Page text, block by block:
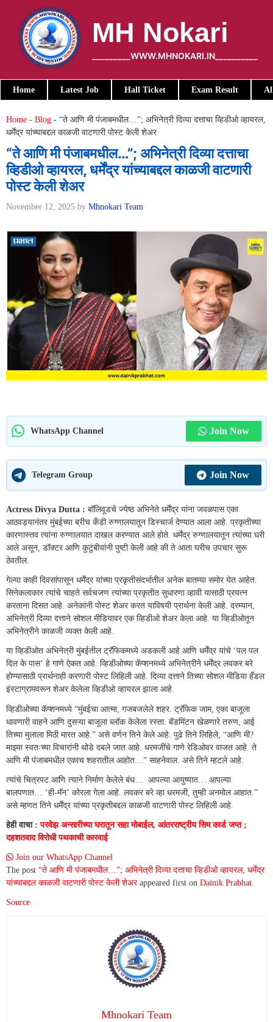
content
MH Nokari
_________WWW.MHNOKARI.IN__________
Home Latest Job Hall Ticket Exam Result
Home - Blog - “ते आणि मी पंजाबमधील…”; अभिनेत्री दिव्या दत्ताचा व्हिडीओ व्हायरल,
धर्मेंद्र यांच्याबद्दल काळजी वाटणारी पोस्ट केली शेअर
“ते आणि मी पंजाबमधील…”; अभिनेत्री दिव्या दत्ताचा
व्हिडीओ व्हायरल, धर्मेंद्र यांच्याबद्दल काळजी वाटणारी
पोस्ट केली शेअर
November 12, 2025 by Mhnokari Team
WhatsApp Channel Join Now
Telegram Group Join Now
Actress Divya Dutta : बॉलिवूडचे ज्येष्ठ अभिनेते धर्मेंद्र यांना जवळपास एका
आठवड्यानंतर मुंबईच्या ब्रीच कँडी रुग्णालयातून डिस्चार्ज देण्यात आला आहे. प्रकृतीच्या
कारणास्तव त्यांना रुग्णालयात दाखल करण्यात आले होते. धर्मेंद्र रुग्णालयातून त्यांच्या घरी
आले असून, डॉक्टर आणि कुटुंबीयांनी पुष्टी केली आहे की ते आता घरीच उपचार सुरू
ठेवतील.
गेल्या काही दिवसांपासून धर्मेंद्र यांच्या प्रकृतीसंदर्भातील अनेक बातम्या समोर येत आहेत.
सिनेकलाकार त्यांचे चाहते सर्वचजण त्यांच्या प्रकृतीत सुधारणा व्हावी यासाठी प्रयत्न
करताना दिसत आहे. अनेकांनी पोस्ट शेअर करत याविषयी प्रार्थना केली आहे. दरम्यान,
अभिनेत्री दिव्या दत्ताने सोशल मीडियावर एक व्हिडीओ शेअर केला आहे. या व्हिडीओतून
अभिनेत्रीने काळजी व्यक्त केली आहे.
या व्हिडीओत अभिनेत्री मुंबईतील ट्रॅफिकमध्ये अडकली आहे आणि धर्मेंद्र यांचे ‘पल पल
दिल के पास’ हे गाणे ऐकत आहे. व्हिडीओच्या कॅप्शनमध्ये अभिनेत्रीने धर्मेंद्र लवकर बरे
होण्यासाठी प्रार्थनाही करणारी पोस्ट लिहिली आहे. दिव्या दत्ताने तिच्या सोशल मीडिया हँडल
इंस्टाग्रामवरून शेअर केलेला व्हिडीओ व्हायरल झाला आहे.
व्हिडीओच्या कॅप्शनमध्ये “मुंबईचा आत्मा, गजबजलेले शहर. ट्रॅफिक जाम, एका बाजूला
धावणारी वाहने आणि दुसऱ्या बाजूला ब्लॉक केलेला रस्ता. बॅडमिंटन खेळणारे तरुण, आई
तिच्या मुलाला मिठी मारत आहे.” असे वर्णन तिने केले आहे. पुढे तिने लिहिले, “आणि मी?
माझ्या स्वतःच्या विचारांनी थोडे दबले जात आहे. धरमजींचे गाणे रेडिओवर वाजत आहे. ते
आणि मी पंजाबमधील एकाच शहरातील आहोत…” साहनेवाल. असे तिने म्हटले आहे.
त्यांचे चित्रपट आणि त्याने निर्माण केलेले बंध… आपल्या आयुष्यात… आपल्या
बालपणात… ‘ही-मॅन’ कोरला गेला आहे. लवकर बरे व्हा धरमजी, तुम्ही अनमोल आहात.”
असे म्हणत तिने धर्मेंद्र यांच्या प्रकृतीबद्दल काळजी वाटणारी पोस्ट लिहिली आहे.
हेही वाचा :परवेझ अन्सारीच्या घरातून सहा मोबाईल, आंतरराष्ट्रीय सिम कार्ड जप्त ;
दहशतवाद विरोधी पथकाची कारवाई
Join our WhatsApp Channel
The post “ते आणि मी पंजाबमधील…”; अभिनेत्री दिव्या दत्ताचा व्हिडीओ व्हायरल, धर्मेंद्र
यांच्याबद्दल काळजी वाटणारी पोस्ट केली शेअरappeared first on Dainik Prabhat.
Source
Mhnokari Team